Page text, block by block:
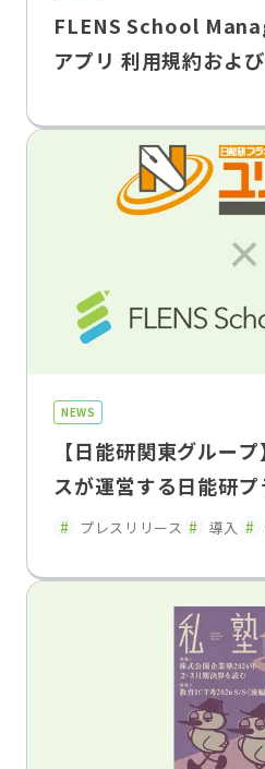
FLENS School
アプリ 利用規約およ
NEWS
【日能研関東グルー
スが運営する日能研
ス」の神奈川・東京・
5月よりトライアル導
プレスリリース 導入